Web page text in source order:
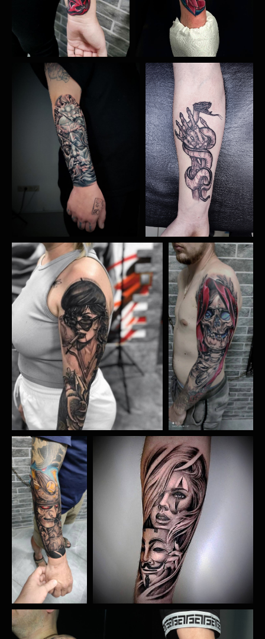
РЕН ТАТУ
СТУДИЯ
Главная
Услуги
Мастера
Акции
Эскизы
Школа-Тату